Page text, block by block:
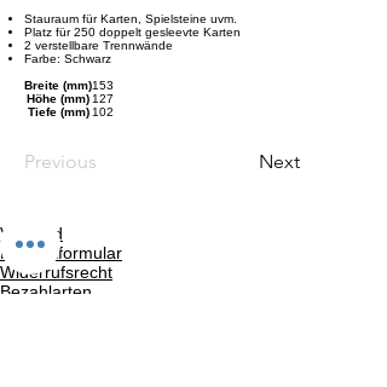
Stauraum für Karten, Spielsteine uvm.
Platz für 250 doppelt gesleevte Karten
2 verstellbare Trennwände
Farbe: Schwarz
Breite (mm)153
Höhe (mm) 127
Tiefe (mm) 102
Previous Next
Versand
Kontaktformular
Widerrufsrecht
Bezahlarten